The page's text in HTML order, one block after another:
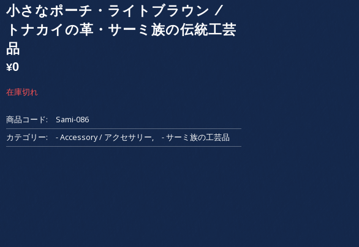
小さなポーチ・ライトブラウン /
トナカイの革・サーミ族の伝統工芸
品
¥0
在庫切れ
商品コード:
Sami-086
カテゴリー:
- Accessory / アクセサリー, - サーミ族の工芸品